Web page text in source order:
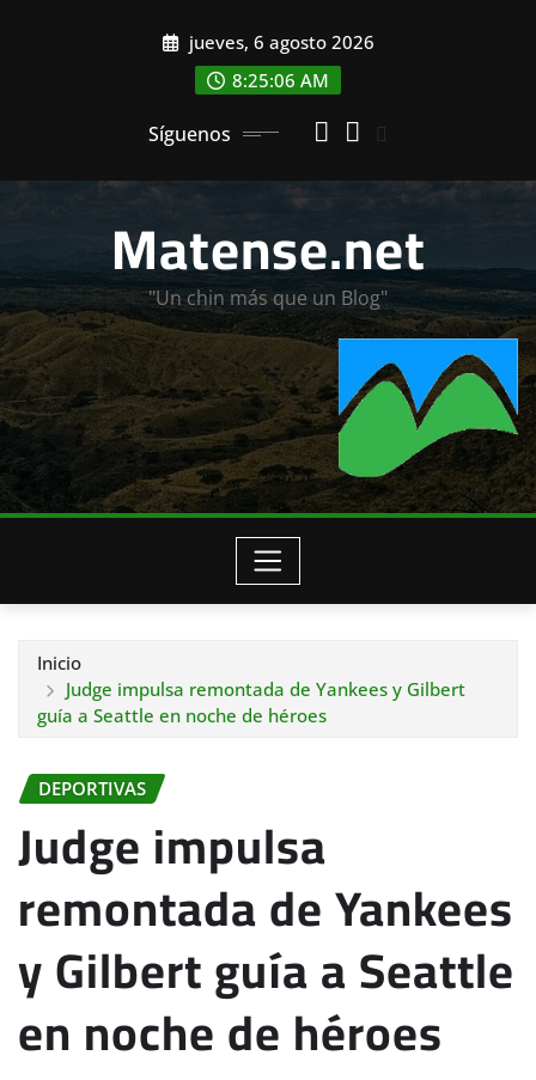
jueves, 6 agosto 2026
8:25:08 AM
Síguenos
Matense.net
"Un chin más que un Blog"
Inicio
Judge impulsa remontada de Yankees y Gilbert
guía a Seattle en noche de héroes
DEPORTIVAS
Judge impulsa
remontada de Yankees
y Gilbert guía a Seattle
en noche de héroes